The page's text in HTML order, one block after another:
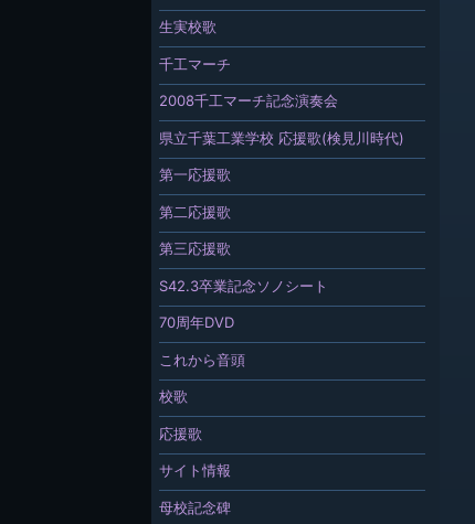
生実校歌
千工マーチ
2008千工マーチ記念演奏会
県立千葉工業学校 応援歌(検見川時代)
第一応援歌
第二応援歌
第三応援歌
S42.3卒業記念ソノシート
70周年DVD
これから音頭
校歌
応援歌
サイト情報
母校記念碑